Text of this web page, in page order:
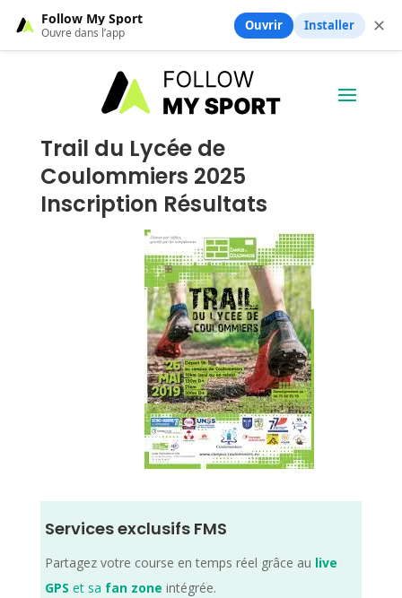
Trail du Lycée de
Coulommiers 2025
Inscription Résultats
Services exclusifs FMS
Partagez votre course en temps réel grâce au live
GPS et sa fan zone intégrée.
Follow My Sport
Ouvre dans l’app Ouvrir Installer ✕